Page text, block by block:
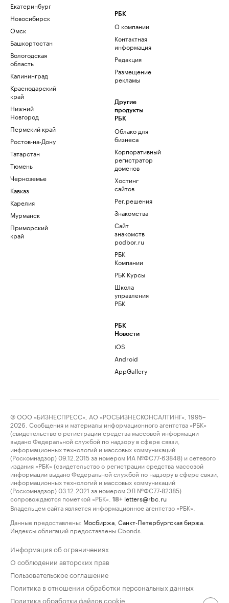
Екатеринбург
Новосибирск
Омск
Башкортостан
Вологодская
область
Калининград
Краснодарский
край
Нижний
Новгород
Пермский край
Ростов-на-Дону
Татарстан
Тюмень
Черноземье
Кавказ
Карелия
Мурманск
Приморский
край
РБК
О компании
Контактная
информация
Редакция
Размещение
рекламы
Другие
продукты
РБК
Облако для
бизнеса
Корпоративный
регистратор
доменов
Хостинг
сайтов
Рег.решения
Знакомства
Сайт
знакомств
podbor.ru
РБК
Компании
РБК Курсы
Школа
управления
РБК
РБК
Новости
iOS
Android
AppGallery
© ООО «БИЗНЕСПРЕСС», АО «РОСБИЗНЕСКОНСАЛТИНГ», 1995–
2026. Сообщения и материалы информационного агентства «РБК»
(свидетельство о регистрации средства массовой информации
выдано Федеральной службой по надзору в сфере связи,
информационных технологий и массовых коммуникаций
(Роскомнадзор) 09.12.2015 за номером ИА №ФС77-63848) и сетевого
издания «РБК» (свидетельство о регистрации средства массовой
информации выдано Федеральной службой по надзору в сфере связи,
информационных технологий и массовых коммуникаций
(Роскомнадзор) 03.12.2021 за номером ЭЛ №ФС77-82385)
сопровождаются пометкой «РБК».
18+ letters@rbc.ru
Владельцем сайта является информационное агентство «РБК».
Данные предоставлены: Мосбиржа Санкт-Петербургская биржа
Индексы облигаций предоставлены Cbonds.
Информация об ограничениях
О соблюдении авторских прав
Пользовательское соглашение
Политика в отношении обработки персональных данных
Политика обработки файлов cookie